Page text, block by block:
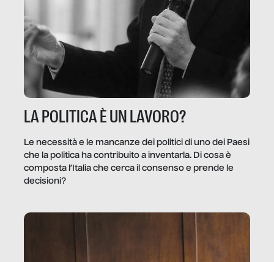
LA POLITICA È UN LAVORO?
Le necessità e le mancanze dei politici di uno dei Paesi
che la politica ha contribuito a inventarla. Di cosa è
composta l’Italia che cerca il consenso e prende le
decisioni?